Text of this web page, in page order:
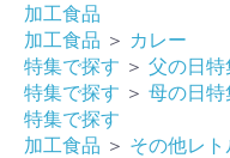
加工食品
加工食品 ＞ カレー
特集で探す ＞ 父の日特
特集で探す ＞ 母の日特
特集で探す
加工食品 ＞ その他レト